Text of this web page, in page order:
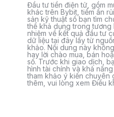
Đầu tư tiền điện tử, gồm
khác trên Bybit, tiềm ẩn
sản kỹ thuật số bạn tìm
thể khả dụng trong tương
nhiệm về kết quả đầu tư
dữ liệu tại đây lấy từ
khảo. Nội dung này
hay lời chào mua, bán
số. Trước khi giao dịch,
hình tài chính và khả
tham khảo ý kiến chuyên
thêm, vui lòng xem Điều